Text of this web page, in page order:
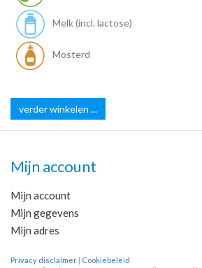
Melk (incl. lactose)
Mosterd
verder winkelen ...
Mijn account
Mijn account
Mijn gegevens
Mijn adres
Privacy disclaimer | Cookiebeleid